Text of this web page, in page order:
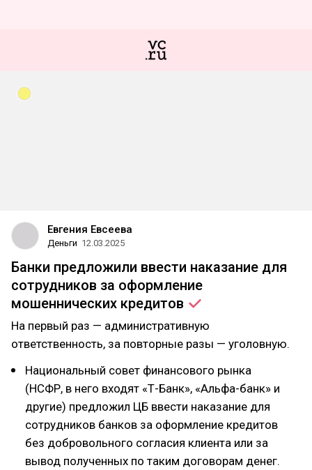
Евгения Евсеева
Деньги 12.03.2025
Банки предложили ввести наказание для
сотрудников за оформление
мошеннических кредитов
На первый раз — административную
ответственность, за повторные разы — уголовную.
Национальный совет финансового рынка
(НСФР, в него входят «Т-Банк», «Альфа-банк» и
другие) предложил ЦБ ввести наказание для
сотрудников банков за оформление кредитов
без добровольного согласия клиента или за
вывод полученных по таким договорам денег.